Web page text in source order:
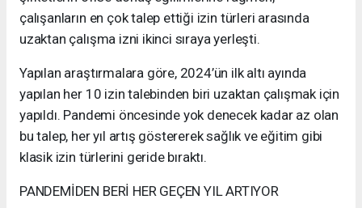
çalışanların en çok talep ettiği izin türleri arasında
uzaktan çalışma izni ikinci sıraya yerleşti.
Yapılan araştırmalara göre, 2024’ün ilk altı ayında
yapılan her 10 izin talebinden biri uzaktan çalışmak için
yapıldı. Pandemi öncesinde yok denecek kadar az olan
bu talep, her yıl artış göstererek sağlık ve eğitim gibi
klasik izin türlerini geride bıraktı.
PANDEMİDEN BERİ HER GEÇEN YIL ARTIYOR